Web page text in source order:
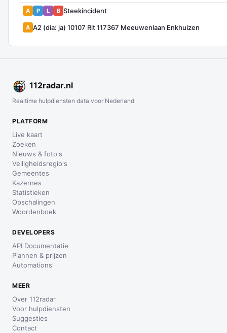
A P L B Steekincident
A A2 (dia: ja) 10107 Rit 117367 Meeuwenlaan Enkhuizen
112radar.nl
Realtime hulpdiensten data voor Nederland
PLATFORM
Live kaart
Zoeken
Nieuws & foto's
Veiligheidsregio's
Gemeentes
Kazernes
Statistieken
Opschalingen
Woordenboek
DEVELOPERS
API Documentatie
Plannen & prijzen
Automations
MEER
Over 112radar
Voor hulpdiensten
Suggesties
Contact